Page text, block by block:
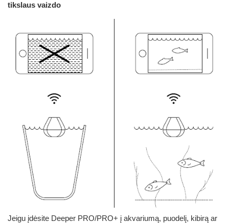
tikslaus vaizdo
Jeigu įdėsite Deeper PRO/PRO+ į akvariumą, puodelį, kibirą ar